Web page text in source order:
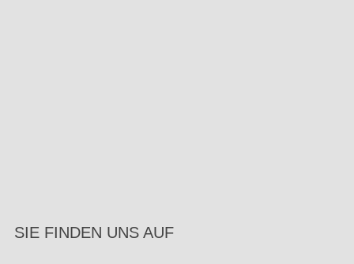
SIE FINDEN UNS AUF